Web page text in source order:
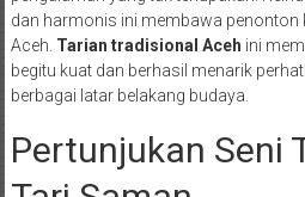
dan harmonis ini membawa penonton
Aceh. Tarian tradisional Aceh ini
begitu kuat dan berhasil menarik
berbagai latar belakang budaya.
Pertunjukan Seni